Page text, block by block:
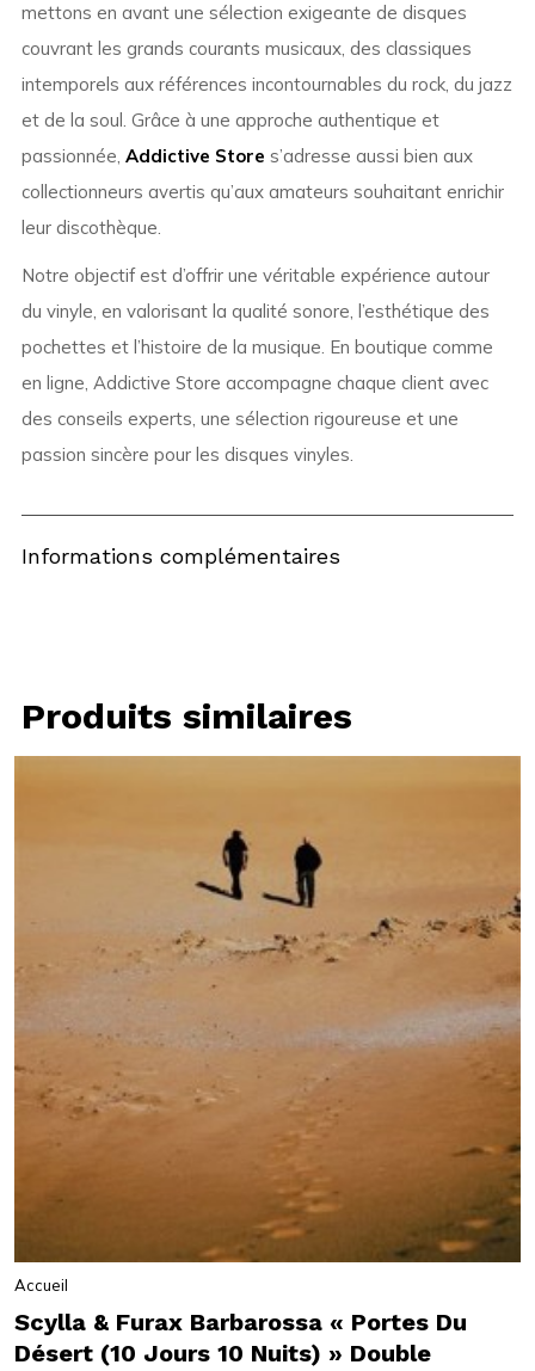
mettons en avant une sélection exigeante de disques
couvrant les grands courants musicaux, des classiques
intemporels aux références incontournables du rock, du jazz
et de la soul. Grâce à une approche authentique et
passionnée, Addictive Store s’adresse aussi bien aux
collectionneurs avertis qu’aux amateurs souhaitant enrichir
leur discothèque.
Notre objectif est d’offrir une véritable expérience autour
du vinyle, en valorisant la qualité sonore, l’esthétique des
pochettes et l’histoire de la musique. En boutique comme
en ligne, Addictive Store accompagne chaque client avec
des conseils experts, une sélection rigoureuse et une
passion sincère pour les disques vinyles.
Informations complémentaires
Produits similaires
Accueil
Scylla & Furax Barbarossa « Portes Du
Désert (10 Jours 10 Nuits) » Double